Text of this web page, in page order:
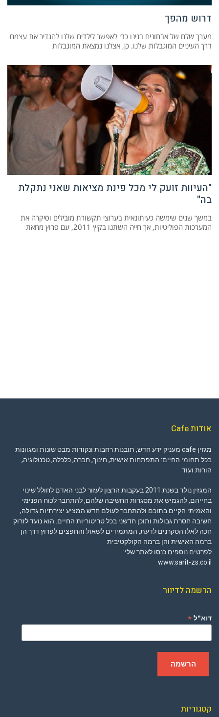
דרוש מהפך
מערך שלם של אבחונים בנינו כדי לאפשר לילדים שלנו להגדיר את עצמם
דרך העיניים המוגבלות שלנו. כן, אצלנו נמצאת המוגבלות
"העיוות זועק לי מכל פינת מציאות שאני נתקלת
בה"
במשך שנים שימשה כעיתונאית בערוצי תקשורת מובילים וסיקרה את
המערכות הפוליטיות, אך חייה השתנו בקיץ 2011, עם פרוץ מחאת
אודות Cafe
מגזין cafe מעניק ידע חדש, תובנות רחבות ונקודות מבט שונות ומגוונות
בכל תחומי החיים: התפתחות אישית, חינוך, חברה, כלכלה, טכנולוגיה,
הורות ועוד.
המגזין נולד בשנת 2011 בעקבות הרצון לעזור לבני האדם לחולל שינוי
בחייהם, להגמיש את מסגרות החשיבה שלהם, להתחבר לכוח הפנימי
והאמיתי הקיים בתוכם ולהתחבר לעולם חדש המציע יצירתיות גדולה,
חשיבה חסרת גבולות ותוכן חדשני בכל טריטוריות החיים. הוא נועד לזרוק
חכה לאלו הסקרנים לדעת, המתמידים לשאול והחפצים לפרוץ דרך הן
ברמה האישית והן ברמה הקולקטיבית
לפרטים נוספים כנסו לאתר שלי:
www.sarit-zs.co.il
הרשמה לדיוור
דוא"ל *
קטגוריות